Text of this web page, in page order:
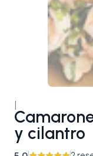
y cilantro